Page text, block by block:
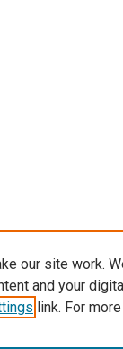
our site work.
and your
link. For